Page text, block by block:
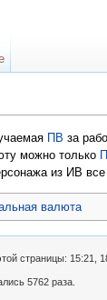
ПВ за
можно только
из ИВ
валюта
страницы: 15:21,
5762 раза.